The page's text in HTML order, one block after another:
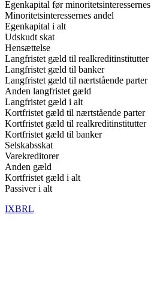
Egenkapital før
Minoritetsinteressernes andel
Egenkapital i alt
Udskudt skat
Hensættelse
Langfristet gæld til realkreditinstitutter
Langfristet gæld til banker
Langfristet gæld til nærtstående parter
Anden langfristet gæld
Langfristet gæld i alt
Kortfristet gæld til nærtstående parter
Kortfristet gæld til realkreditinstitutter
Kortfristet gæld til banker
Selskabsskat
Varekreditorer
Anden gæld
Kortfristet gæld i alt
Passiver i alt
IXBRL